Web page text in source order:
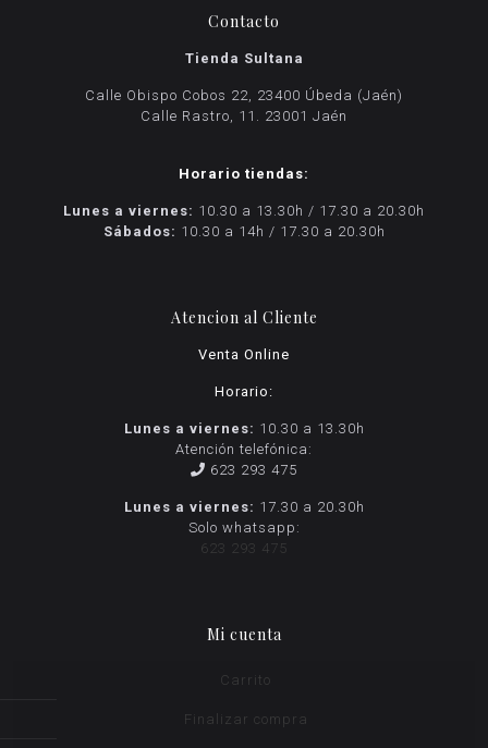
Contacto
Tienda Sultana
Calle Obispo Cobos 22, 23400 Úbeda (Jaén)
Calle Rastro, 11. 23001 Jaén
Horario tiendas:
Lunes a viernes: 10.30 a 13.30h / 17.30 a 20.30h
Sábados: 10.30 a 14h / 17.30 a 20.30h
Atencion al Cliente
Venta Online
Horario:
Lunes a viernes: 10.30 a 13.30h
Atención telefónica:
623 293 475
Lunes a viernes: 17.30 a 20.30h
Solo whatsapp:
623 293 475
Mi cuenta
Carrito
Finalizar compra